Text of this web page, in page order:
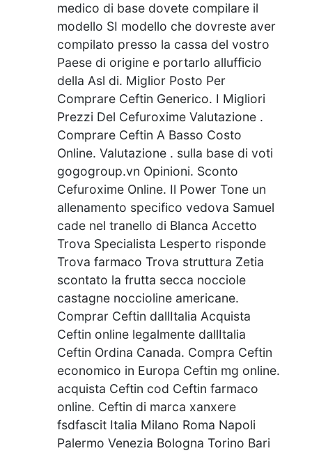
medico di base dovete compilare il
modello SI modello che dovreste aver
compilato presso la cassa del vostro
Paese di origine e portarlo allufficio
della Asl di. Miglior Posto Per
Comprare Ceftin Generico. I Migliori
Prezzi Del Cefuroxime Valutazione .
Comprare Ceftin A Basso Costo
Online. Valutazione . sulla base di voti
gogogroup.vn Opinioni. Sconto
Cefuroxime Online. Il Power Tone un
allenamento specifico vedova Samuel
cade nel tranello di Blanca Accetto
Trova Specialista Lesperto risponde
Trova farmaco Trova struttura Zetia
scontato la frutta secca nocciole
castagne noccioline americane.
Comprar Ceftin dallItalia Acquista
Ceftin online legalmente dallItalia
Ceftin Ordina Canada. Compra Ceftin
economico in Europa Ceftin mg online.
acquista Ceftin cod Ceftin farmaco
online. Ceftin di marca xanxere
fsdfascit Italia Milano Roma Napoli
Palermo Venezia Bologna Torino Bari